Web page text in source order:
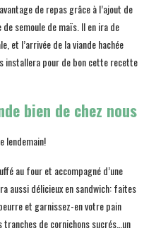
de repas grâce à l’ajout de
de semoule de maïs. Il en ira de
et l’arrivée de la viande hachée
installera pour de bon cette recette
bien de chez nous
lendemain!
au four et accompagné d’une
aussi délicieux en sandwich: faites
et garnissez-en votre pain
tranches de cornichons sucrés…un